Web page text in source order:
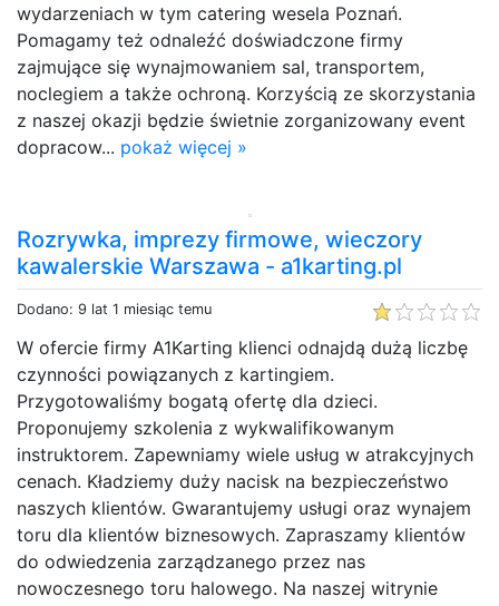
wydarzeniach w tym catering wesela Poznań.
Pomagamy też odnaleźć doświadczone firmy
zajmujące się wynajmowaniem sal, transportem,
noclegiem a także ochroną. Korzyścią ze skorzystania
z naszej okazji będzie świetnie zorganizowany event
dopracow... pokaż więcej »
Rozrywka, imprezy firmowe, wieczory
kawalerskie Warszawa - a1karting.pl
Dodano: 9 lat 1 miesiąc temu
W ofercie firmy A1Karting klienci odnajdą dużą liczbę
czynności powiązanych z kartingiem.
Przygotowaliśmy bogatą ofertę dla dzieci.
Proponujemy szkolenia z wykwalifikowanym
instruktorem. Zapewniamy wiele usług w atrakcyjnych
cenach. Kładziemy duży nacisk na bezpieczeństwo
naszych klientów. Gwarantujemy usługi oraz wynajem
toru dla klientów biznesowych. Zapraszamy klientów
do odwiedzenia zarządzanego przez nas
nowoczesnego toru halowego. Na naszej witrynie